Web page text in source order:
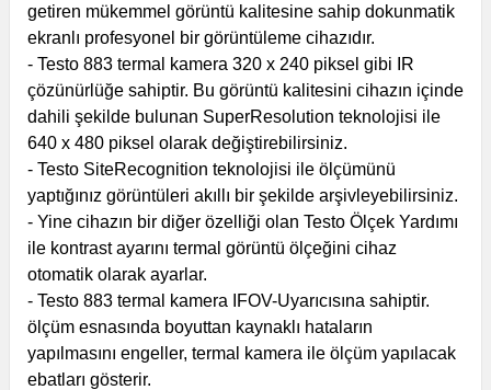
getiren mükemmel görüntü kalitesine sahip dokunmatik
ekranlı profesyonel bir görüntüleme cihazıdır.
- Testo 883 termal kamera 320 x 240 piksel gibi IR
çözünürlüğe sahiptir. Bu görüntü kalitesini cihazın içinde
dahili şekilde bulunan SuperResolution teknolojisi ile
640 x 480 piksel olarak değiştirebilirsiniz.
- Testo SiteRecognition teknolojisi ile ölçümünü
yaptığınız görüntüleri akıllı bir şekilde arşivleyebilirsiniz.
- Yine cihazın bir diğer özelliği olan Testo Ölçek Yardımı
ile kontrast ayarını termal görüntü ölçeğini cihaz
otomatik olarak ayarlar.
- Testo 883 termal kamera IFOV-Uyarıcısına sahiptir.
ölçüm esnasında boyuttan kaynaklı hataların
yapılmasını engeller, termal kamera ile ölçüm yapılacak
ebatları gösterir.